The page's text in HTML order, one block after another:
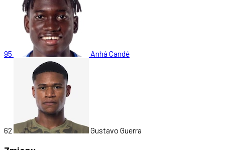
95 Anhá Candé
62 Gustavo Guerra